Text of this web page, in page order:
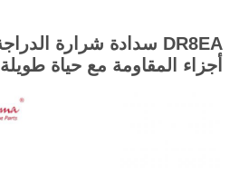
أجزاء المقاومة مع حياة طويلة